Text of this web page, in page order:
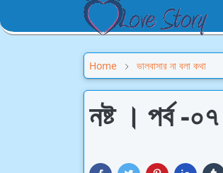
Home ভালবাসার না বলা কথা
নষ্ট । পর্ব -০৭